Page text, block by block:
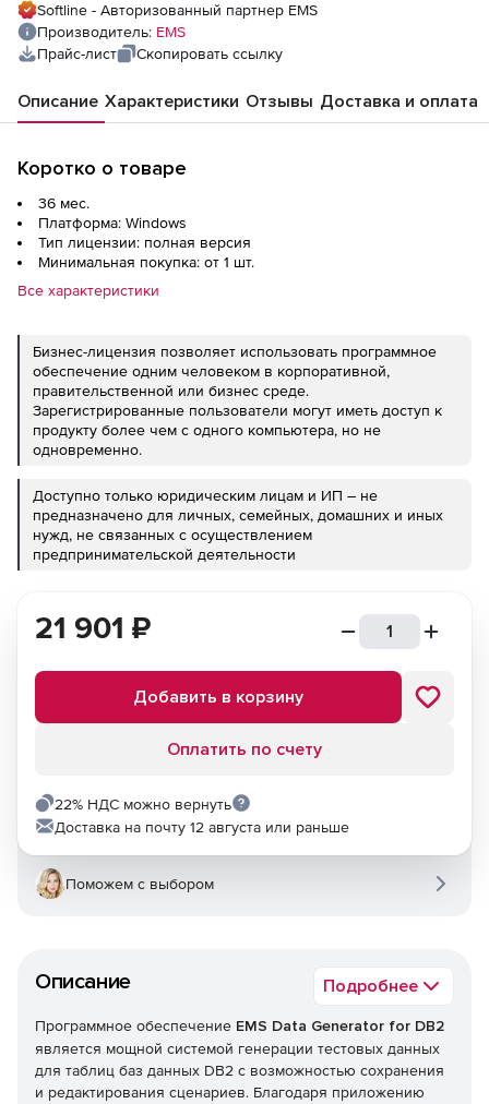
Softline - Авторизованный партнер EMS
Производитель: EMS
Прайс-лист
Скопировать ссылку
Описание Характеристики Отзывы Доставка и оплата
Коротко о товаре
36 мес.
Платформа: Windows
Тип лицензии: полная версия
Минимальная покупка: от 1 шт.
Все характеристики
Бизнес-лицензия позволяет использовать программное
обеспечение одним человеком в корпоративной,
правительственной или бизнес среде.
Зарегистрированные пользователи могут иметь доступ к
продукту более чем с одного компьютера, но не
одновременно.
Доступно только юридическим лицам и ИП – не
предназначено для личных, семейных, домашних и иных
нужд, не связанных с осуществлением
предпринимательской деятельности
Описание Подробнее
Программное обеспечение EMS Data Generator for DB2
является мощной системой генерации тестовых данных
для таблиц баз данных DB2 с возможностью сохранения
и редактирования сценариев. Благодаря приложению
21 901 ₽
Добавить в корзину
Оплатить по счету
22% НДС можно вернуть
Доставка на почту 12 августа или раньше
Поможем с выбором